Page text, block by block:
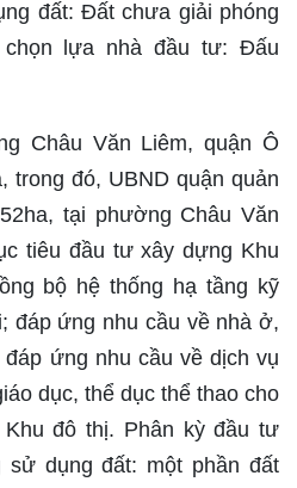
đất: Đất chưa giải phóng
lựa nhà đầu tư: Đấu
Châu Văn Liêm, quận Ô
trong đó, UBND quận quản
tại phường Châu Văn
tiêu đầu tư xây dựng Khu
bộ hệ thống hạ tầng kỹ
đáp ứng nhu cầu về nhà ở,
ứng nhu cầu về dịch vụ
dục, thể dục thể thao cho
đô thị. Phân kỳ đầu tư
sử dụng đất: một phần đất